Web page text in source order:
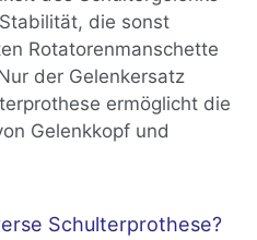
die sonst
Rotatorenmanschette
der Gelenkersatz
ermöglicht die
Gelenkkopf und
Schulterprothese?